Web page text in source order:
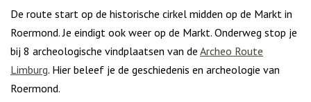
De route start op de historische cirkel midden op de Markt in
Roermond. Je eindigt ook weer op de Markt. Onderweg stop je
bij 8 archeologische vindplaatsen van de Archeo Route
Limburg. Hier beleef je de geschiedenis en archeologie van
Roermond.